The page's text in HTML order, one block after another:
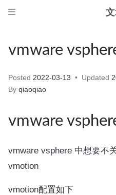
vmware
Posted 2022-03-13 Updated
By qiaoqiao
vmware
vmware vsphere 中想要不
vmotion
vmotion配置如下